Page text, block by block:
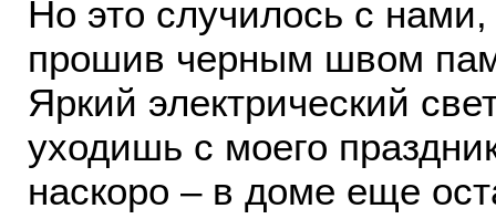
Но это случилось с
прошив черным швом
Яркий электрический
уходишь с моего
наскоро – в доме еще